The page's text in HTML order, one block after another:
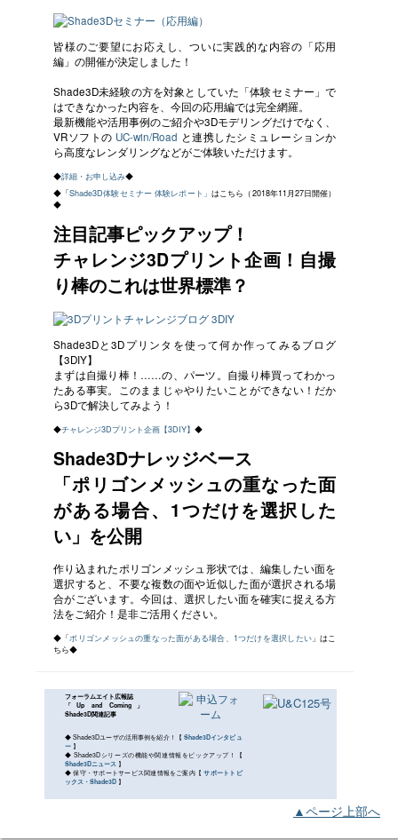
皆様のご要望にお応えし、ついに実践的な内容の「応用
編」の開催が決定しました！
Shade3D未経験の方を対象としていた「体験セミナー」で
はできなかった内容を、今回の応用編では完全網羅。
最新機能や活用事例のご紹介や3Dモデリングだけでなく、
VRソフトの UC-win/Road と連携したシミュレーションか
ら高度なレンダリングなどがご体験いただけます。
◆詳細・お申し込み◆
◆「Shade3D体験セミナー 体験レポート」 はこちら（2018年11月27日開催）
◆
注目記事ピックアップ！
チャレンジ3Dプリント企画！自撮
り棒のこれは世界標準？
Shade3Dと3Dプリンタを使って何か作ってみるブログ
【3DIY】
まずは自撮り棒！……の、パーツ。自撮り棒買ってわかっ
たある事実。このままじゃやりたいことができない！だか
ら3Dで解決してみよう！
◆チャレンジ3Dプリント企画【3DIY】 ◆
Shade3Dナレッジベース
「ポリゴンメッシュの重なった面
がある場合、1つだけを選択した
い」を公開
作り込まれたポリゴンメッシュ形状では、編集したい面を
選択すると、不要な複数の面や近似した面が選択される場
合がございます。今回は、選択したい面を確実に捉える方
法をご紹介！是非ご活用ください。
◆「ポリゴンメッシュの重なった面がある場合、1つだけを選択したい」はこ
ちら◆
フォーラムエイト広報誌
「Up and Coming」
Shade3D関連記事
◆ Shade3Dユーザの活用事例を紹介！【 Shade3Dインタビュ
ー 】
◆ Shade3Dシリーズの機能や関連情報をピックアップ！【
Shade3Dニュース 】
◆ 保守・サポートサービス関連情報をご案内【サポートトピ
ックス・Shade3D 】
▲ページ上部へ